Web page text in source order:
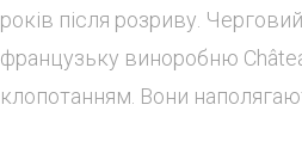
років після розриву.
французьку виноробню
клопотанням. Вони